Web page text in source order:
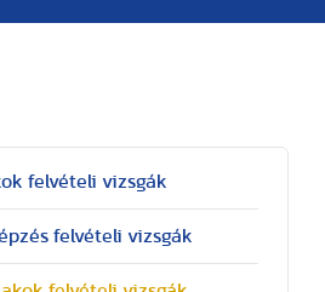
felvételi vizsgák
felvételi vizsgák